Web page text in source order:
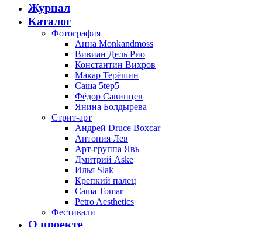
Журнал
Каталог
Фотография
Анна Monkandmoss
Вивиан Дель Рио
Константин Вихров
Макар Терёшин
Саша 5tep5
Фёдор Савинцев
Янина Болдырева
Стрит-арт
Андрей Druce Boxcar
Антония Лев
Арт-группа Явь
Дмитрий Aske
Илья Slak
Крепкий палец
Саша Tomar
Petro Aesthetics
Фестивали
О проекте